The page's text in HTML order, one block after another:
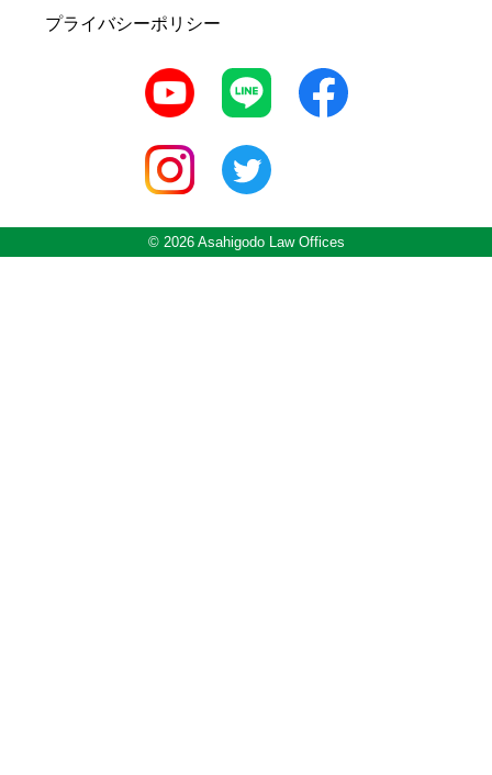
プライバシーポリシー
© 2026 Asahigodo Law Offices